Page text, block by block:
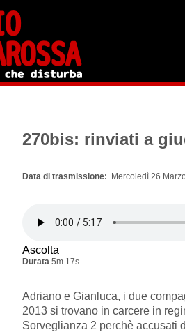
270bis: rinviati a
Data di trasmissione Mercoledì 26
Ascolta
Durata 5m 17s
Adriano e Gianluca, i due
2013 si trovano in carcere in
Sorveglianza 2 perchè accusati